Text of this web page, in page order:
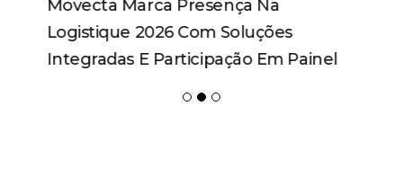
Movecta Marca Presença Na
Logistique 2026 Com Soluções
Integradas E Participação Em Painel